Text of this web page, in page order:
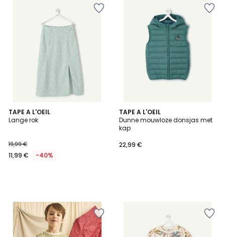
TAPE A L'OEIL
Lange rok
19,99 €
11,99 € -40%
TAPE A L'OEIL
Dunne mouwloze donsjas met
kap
22,99 €